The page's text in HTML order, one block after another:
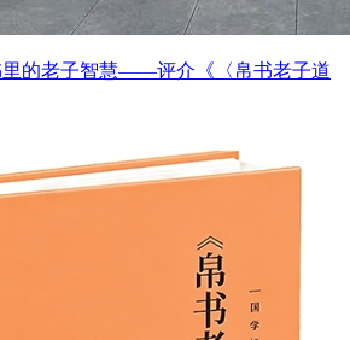
里的老子智慧——评介《〈帛书老子道